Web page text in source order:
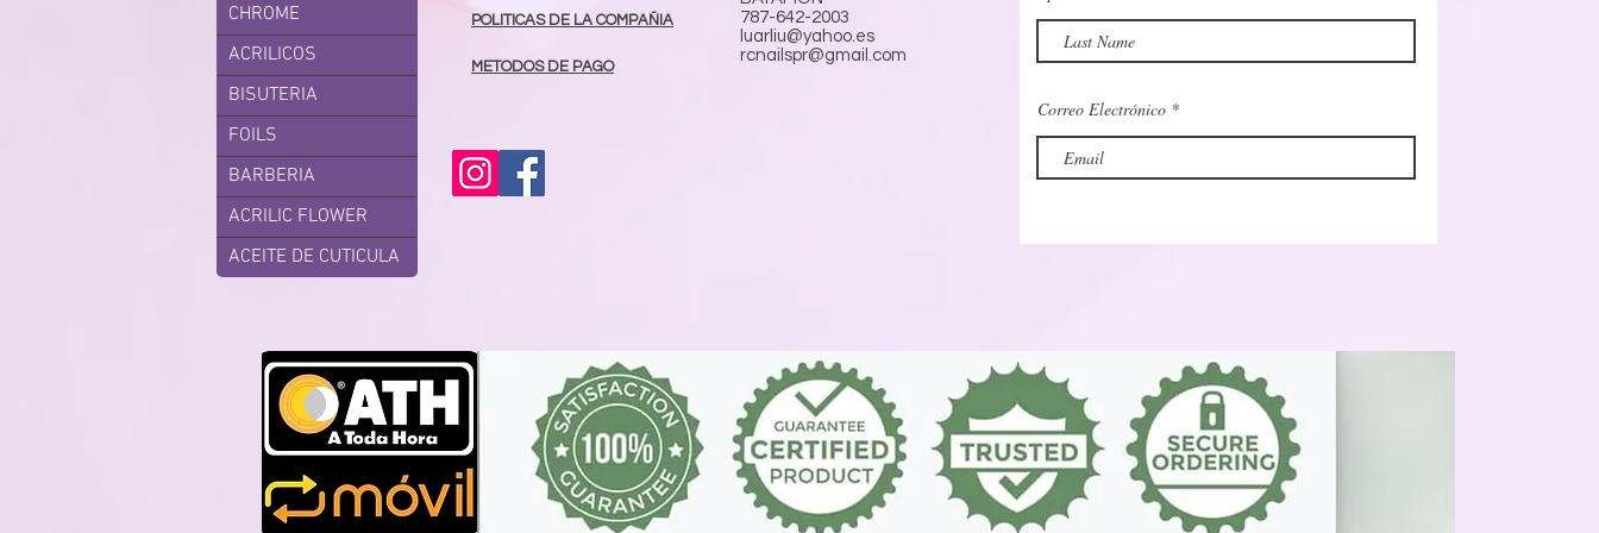
CHROME
ACRILICOS
BISUTERIA
FOILS
BARBERIA
ACRILIC FLOWER
ACEITE DE CUTICULA
POLITICAS DE LA COMPAÑIA
METODOS DE PAGO
787-642-2003
luarliu@yahoo.es
rcnailspr@gmail.com
Correo Electrónico